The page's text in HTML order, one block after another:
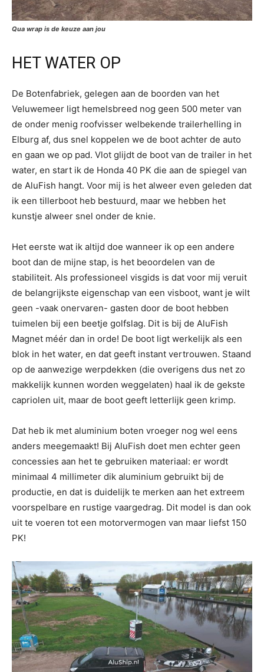
Qua wrap is de keuze aan jou
HET WATER OP
De Botenfabriek, gelegen aan de boorden van het
Veluwemeer ligt hemelsbreed nog geen 500 meter van
de onder menig roofvisser welbekende trailerhelling in
Elburg af, dus snel koppelen we de boot achter de auto
en gaan we op pad. Vlot glijdt de boot van de trailer in het
water, en start ik de Honda 40 PK die aan de spiegel van
de AluFish hangt. Voor mij is het alweer even geleden dat
ik een tillerboot heb bestuurd, maar we hebben het
kunstje alweer snel onder de knie.
Het eerste wat ik altijd doe wanneer ik op een andere
boot dan de mijne stap, is het beoordelen van de
stabiliteit. Als professioneel visgids is dat voor mij veruit
de belangrijkste eigenschap van een visboot, want je wilt
geen -vaak onervaren- gasten door de boot hebben
tuimelen bij een beetje golfslag. Dit is bij de AluFish
Magnet méér dan in orde! De boot ligt werkelijk als een
blok in het water, en dat geeft instant vertrouwen. Staand
op de aanwezige werpdekken (die overigens dus net zo
makkelijk kunnen worden weggelaten) haal ik de gekste
capriolen uit, maar de boot geeft letterlijk geen krimp.
Dat heb ik met aluminium boten vroeger nog wel eens
anders meegemaakt! Bij AluFish doet men echter geen
concessies aan het te gebruiken materiaal: er wordt
minimaal 4 millimeter dik aluminium gebruikt bij de
productie, en dat is duidelijk te merken aan het extreem
voorspelbare en rustige vaargedrag. Dit model is dan ook
uit te voeren tot een motorvermogen van maar liefst 150
PK!